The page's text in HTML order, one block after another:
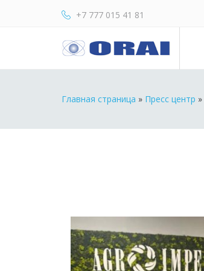
+7 777 015 41 81
Главная страница » Пресс центр »